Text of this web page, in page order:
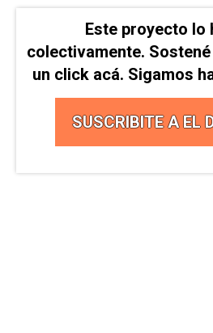
Este proyecto lo
colectivamente. Sostené
un click acá. Sigamos
SUSCRIBITE A EL